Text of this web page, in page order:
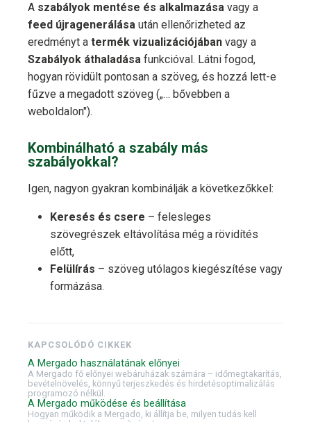
A szabályok mentése és alkalmazása vagy a
feed újragenerálása után ellenőrizheted az
eredményt a termék vizualizációjában vagy a
Szabályok áthaladása funkcióval. Látni fogod,
hogyan rövidült pontosan a szöveg, és hozzá lett-e
fűzve a megadott szöveg („… bővebben a
weboldalon").
Kombinálható a szabály más
szabályokkal?
Igen, nagyon gyakran kombinálják a következőkkel:
Keresés és csere – felesleges
szövegrészek eltávolítása még a rövidítés
előtt,
Felülírás – szöveg utólagos kiegészítése vagy
formázása.
KAPCSOLÓDÓ CIKKEK
A Mergado használatának előnyei
A Mergado fő előnyei webáruházak számára – időmegtakarítás,
bevételnövelés, könnyű terjeszkedés és hirdetésoptimalizálás
programozó nélkül.
A Mergado működése és beállítása
Hogyan működik a Mergado, ki állítja be, milyen tudás kell